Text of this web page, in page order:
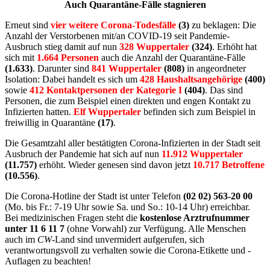
Auch Quarantäne-Fälle stagnieren
Erneut sind vier weitere Corona-Todesfälle (3) zu beklagen: Die
Anzahl der Verstorbenen mit/an COVID-19 seit Pandemie-
Ausbruch stieg damit auf nun 328 Wuppertaler (324). Erhöht hat
sich mit 1.664 Personen auch die Anzahl der Quarantäne-Fälle
(1.633). Darunter sind 841 Wuppertaler (808) in angeordneter
Isolation: Dabei handelt es sich um 428 Haushaltsangehörige (400)
sowie 412 Kontaktpersonen der Kategorie I (404). Das sind
Personen, die zum Beispiel einen direkten und engen Kontakt zu
Infizierten hatten. Elf Wuppertaler befinden sich zum Beispiel in
freiwillig in Quarantäne (17).
Die Gesamtzahl aller bestätigten Corona-Infizierten in der Stadt seit
Ausbruch der Pandemie hat sich auf nun 11.912 Wuppertaler
(11.757) erhöht. Wieder genesen sind davon jetzt 10.717 Betroffene
(10.556).
Die Corona-Hotline der Stadt ist unter Telefon (02 02) 563-20 00
(Mo. bis Fr.: 7-19 Uhr sowie Sa. und So.: 10-14 Uhr) erreichbar.
Bei medizinischen Fragen steht die kostenlose Arztrufnummer
unter 11 6 11 7 (ohne Vorwahl) zur Verfügung. Alle Menschen
auch im CW-Land sind unvermidert aufgerufen, sich
verantwortungsvoll zu verhalten sowie die Corona-Etikette und -
Auflagen zu beachten!